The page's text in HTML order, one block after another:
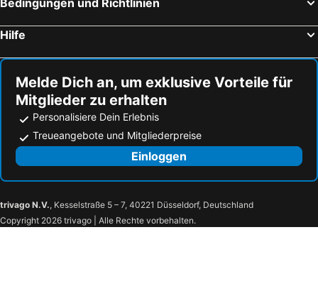
Hilfe
Melde Dich an, um exklusive Vorteile für
Mitglieder zu erhalten
Personalisiere Dein Erlebnis
Treueangebote und Mitgliederpreise
Einloggen
trivago N.V., Kesselstraße 5 – 7, 40221 Düsseldorf, Deutschland
Copyright 2026 trivago | Alle Rechte vorbehalten.